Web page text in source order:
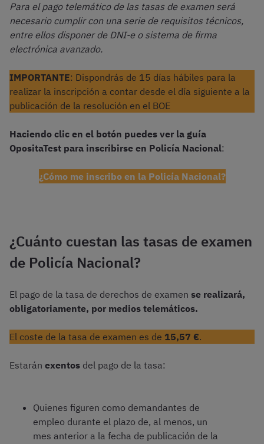
Para el pago telemático de las tasas de examen será
necesario cumplir con una serie de requisitos técnicos,
entre ellos disponer de DNI-e o sistema de firma
electrónica avanzado.
IMPORTANTE: Dispondrás de 15 días hábiles para la
realizar la inscripción a contar desde el día siguiente a la
publicación de la resolución en el BOE
Haciendo clic en el botón puedes ver la guía
OpositaTest para inscribirse en Policía Nacional:
¿Cómo me inscribo en la Policía Nacional?
¿Cuánto cuestan las tasas de examen
de Policía Nacional?
El pago de la tasa de derechos de examen se realizará,
obligatoriamente, por medios telemáticos.
El coste de la tasa de examen es de 15,57 €.
Estarán exentos del pago de la tasa:
Quienes figuren como demandantes de
empleo durante el plazo de, al menos, un
mes anterior a la fecha de publicación de la